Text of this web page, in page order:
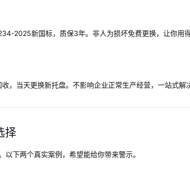
2025新国标，质保3年。非人为损坏免费更换，让你用得
，当天更换新托盘。不影响企业正常生产经营，一站式解
择
下两个真实案例，希望能给你带来警示。